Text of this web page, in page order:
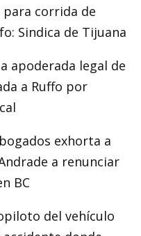
corrida de
Sindica de Tijuana
apoderada legal de
a Ruffo por
exhorta a
a renunciar
BC
del vehículo